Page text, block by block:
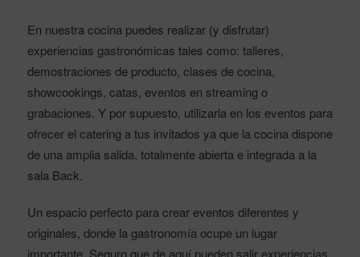
En nuestra cocina puedes realizar (y disfrutar)
experiencias gastronómicas tales como: talleres,
demostraciones de producto, clases de cocina,
showcookings, catas, eventos en streaming o
grabaciones. Y por supuesto, utilizarla en los eventos para
ofrecer el catering a tus invitados ya que la cocina dispone
de una amplia salida, totalmente abierta e integrada a la
sala Back.
Un espacio perfecto para crear eventos diferentes y
originales, donde la gastronomía ocupe un lugar
importante. Seguro que de aquí pueden salir experiencias